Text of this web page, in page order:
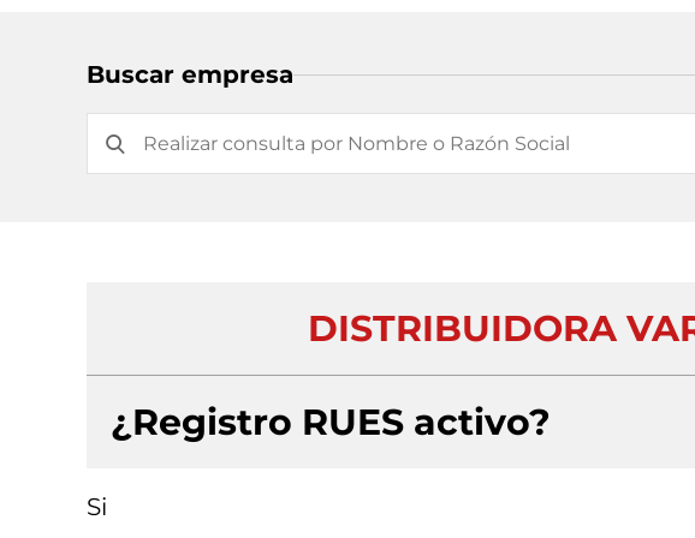
Buscar empresa
DISTRIBUIDORA
¿Registro RUES activo?
Si